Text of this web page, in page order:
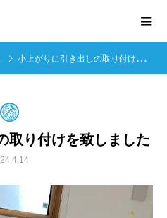
小上がりに引き出しの取り付けを致しました
取り付けを致しました